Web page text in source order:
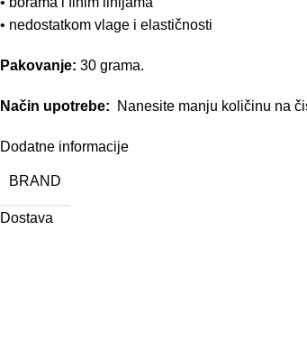
• nedostatkom vlage i elastičnosti
Pakovanje: 30 grama.
Način upotrebe: Nanesite manju količinu na
Dodatne informacije
BRAND
Dostava